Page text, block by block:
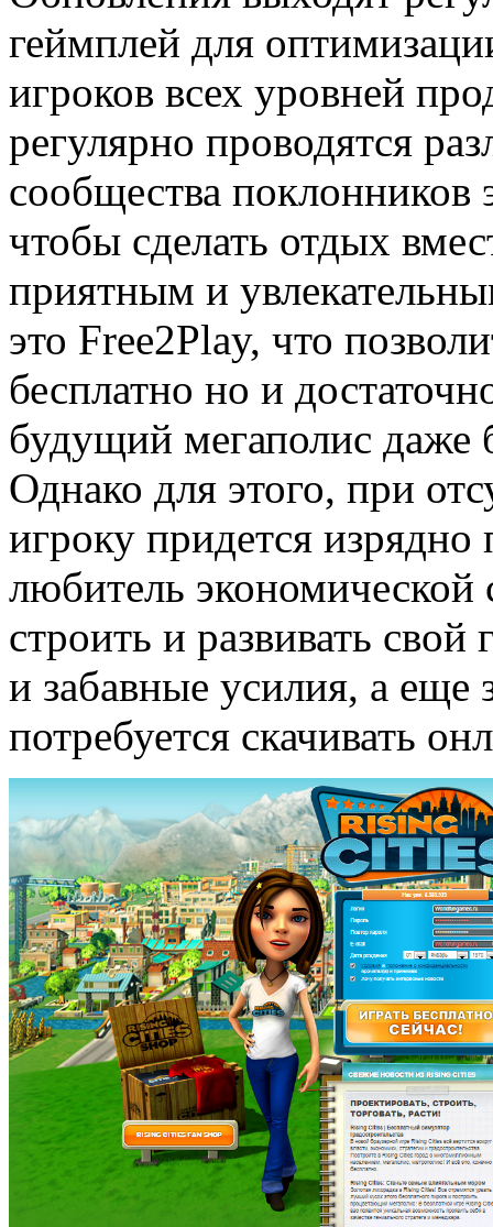
геймплей для
игроков всех уровней
регулярно проводятся
сообщества поклонников
чтобы сделать отдых
приятным и
это Free2Play, что
бесплатно но и
будущий мегаполис даже
Однако для этого, при
игроку придется
любитель экономической
строить и развивать
и забавные усилия, а еще
потребуется скачивать